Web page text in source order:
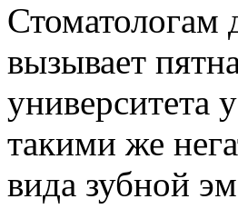
Стоматологам
вызывает
университета
такими же
вида зубной